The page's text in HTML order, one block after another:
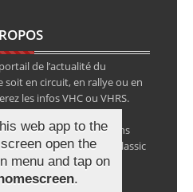
de l’actualité du
soit en circuit, en rallye ou en
les infos VHC ou VHRS.
des épreuves ainsi que
la voiture ancienne, sans
avec notre partenaire Classic
web app to the
open the
menu and tap on
.